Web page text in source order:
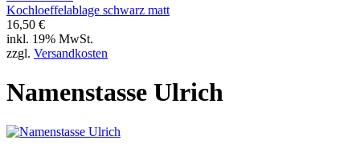
Kochloeffelablage schwarz matt
16,50 €
inkl. 19% MwSt.
zzgl. Versandkosten
Namenstasse Ulrich